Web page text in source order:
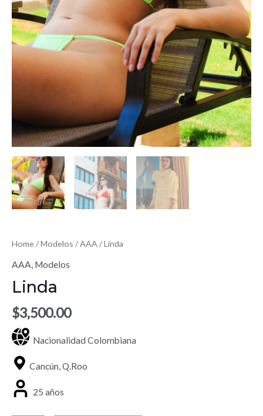
Home/Modelos /AAA / Linda
AAA, Modelos
Linda
$3,500.00
Nacionalidad Colombiana
Cancún, Q.Roo
25 años